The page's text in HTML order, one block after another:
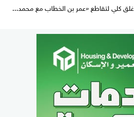
غلق كلي لتقاطع «عمر بن الخطاب مع محمد...